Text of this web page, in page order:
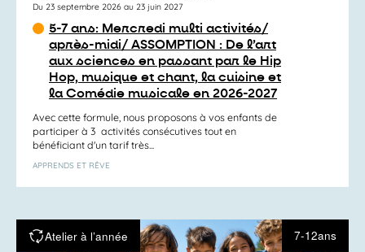
Du 23 septembre 2026 au 23 juin 2027
5-7 ans: Mercredi multi activités/
après-midi/ ASSOMPTION : De l’art
aux sciences en passant par le Hip
Hop, musique et chant, la cuisine et
la Comédie musicale en 2026-2027
Avec cette formule, nous proposons à vos enfants de
participer à 3 activités consécutives tout en
bénéficiant d'un tarif très...
APPRENDS ET RÊVE
Atelier à l’année 7-12ans